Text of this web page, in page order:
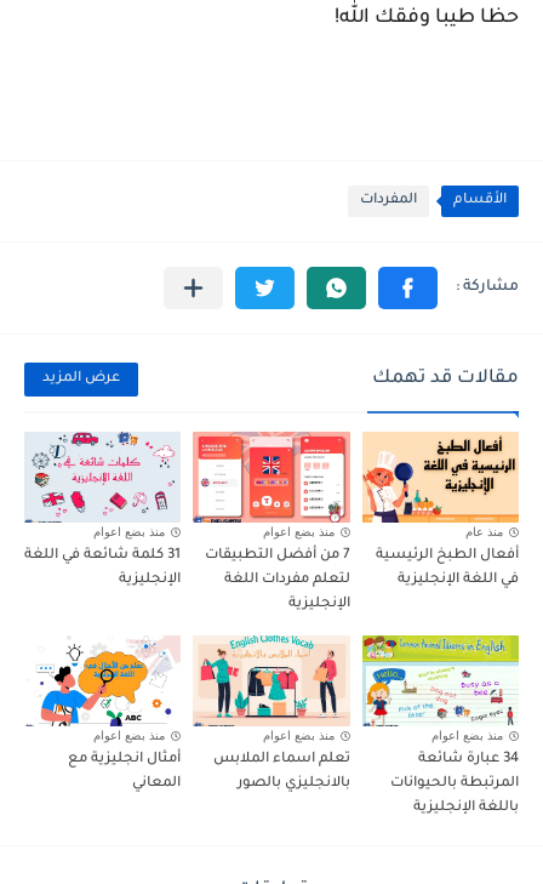
حظا طيبا وفقك الله!
الأقسام المفردات
مقالات قد تهمك عرض المزيد
منذ عام
أفعال الطبخ الرئيسية
في اللغة الإنجليزية
منذ بضع اعوام
7 من أفضل التطبيقات
لتعلم مفردات اللغة
الإنجليزية
منذ بضع اعوام
31 كلمة شائعة في اللغة
الإنجليزية
منذ بضع اعوام
34 عبارة شائعة
المرتبطة بالحيوانات
باللغة الإنجليزية
منذ بضع اعوام
تعلم اسماء الملابس
بالانجليزي بالصور
منذ بضع اعوام
أمثال انجليزية مع
المعاني